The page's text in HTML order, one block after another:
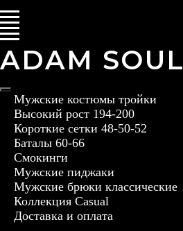
ADAM SOUL
Мужские костюмы тройки
Высокий рост 194-200
Короткие сетки 48-50-52
Баталы 60-66
Смокинги
Мужские пиджаки
Мужские брюки классические
Коллекция Casual
Доставка и оплата